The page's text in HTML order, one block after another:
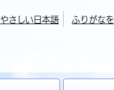
やさしい日本語 ふりがな